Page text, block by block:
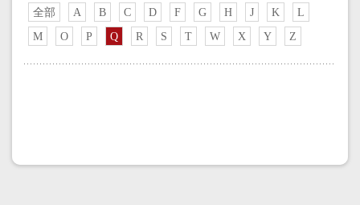
全部 A B C D F G H J K
L
M
O P Q R S T W X Y Z